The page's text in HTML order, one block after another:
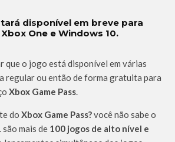
disponível em breve para
One e Windows 10.
que o jogo está disponível em várias
regular ou então de forma gratuita para
Xbox Game Pass.
do Xbox Game Pass?você não sabe o
mais de 100 jogos de alto nível e